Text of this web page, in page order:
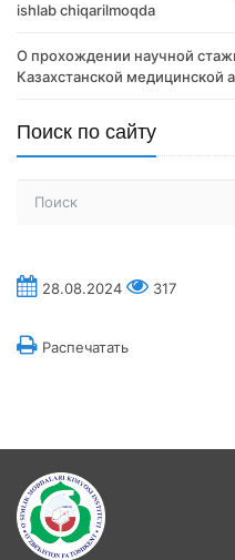
ishlab chiqarilmoqda
О прохождении научной
Казахстанской медицинской
Поиск по сайту
28.08.2024 317
Распечатать